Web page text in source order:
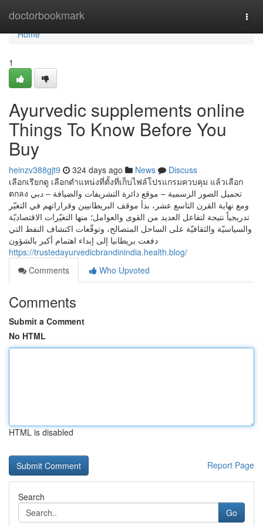
doctorbookmark
Home
Home
1
Ayurvedic supplements online
Things To Know Before You
Buy
heinzv388gjt9 324 days ago News
Discuss
เลือกเรียกดู เลือกตำแหน่งที่ตั้งที่เก็บไฟล์โปรแกรมควบคุม แล้วเลือก
ตกลง تحميل الصور الرسمية – موقع دائرة التشريفات والضيافة – دبي
ومع نهاية القرن التاسع عشر، بدأ موقف البريطانيين وقراراتهم في التغيّر
تدريجياً نتيجة لتفاعل العديد من القوى والعوامل؛ منها التغيّرات الاقتصاديّة
والسياسيّة والثقافيّة على الساحل المتصالح، وتوقّعات اكتشاف النفط التي
دفعت بريطانيا إلى إبداء اهتمام أكبر بالشؤون
https://trustedayurvedicbrandinindia.health.blog/
Comments
Who Upvoted
Comments
Submit a Comment
No HTML
HTML is disabled
Report Page
Search
Go